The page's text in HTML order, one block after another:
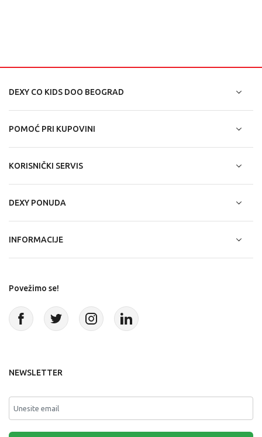
DEXY CO KIDS DOO BEOGRAD
POMOĆ PRI KUPOVINI
KORISNIČKI SERVIS
DEXY PONUDA
INFORMACIJE
Povežimo se!
NEWSLETTER